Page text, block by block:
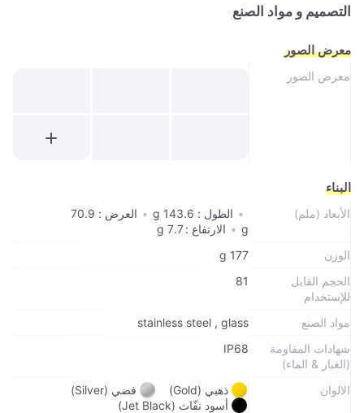
التصميم و مواد الصنع
معرض الصور
معرض الصور
البناء
الأبعاد (ملم) • الطول : 143.6 g •
العرض : 70.9
g
• الارتفاع : 7.7 g
الوزن
177 g
الحجم القابل
للإستخدام
81
مواد الصنع
stainless steel , glass
شهادات المقاومة
(الغبار & الماء)
IP68
الالوان ذهبي (Gold)
فضي (Silver)
أسود نفّاث (Jet Black)